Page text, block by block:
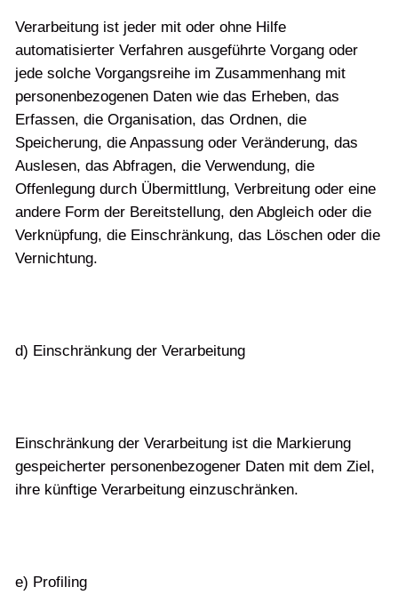
Verarbeitung ist jeder mit oder ohne Hilfe
automatisierter Verfahren ausgeführte Vorgang oder
jede solche Vorgangsreihe im Zusammenhang mit
personenbezogenen Daten wie das Erheben, das
Erfassen, die Organisation, das Ordnen, die
Speicherung, die Anpassung oder Veränderung, das
Auslesen, das Abfragen, die Verwendung, die
Offenlegung durch Übermittlung, Verbreitung oder eine
andere Form der Bereitstellung, den Abgleich oder die
Verknüpfung, die Einschränkung, das Löschen oder die
Vernichtung.
d) Einschränkung der Verarbeitung
Einschränkung der Verarbeitung ist die Markierung
gespeicherter personenbezogener Daten mit dem Ziel,
ihre künftige Verarbeitung einzuschränken.
e) Profiling